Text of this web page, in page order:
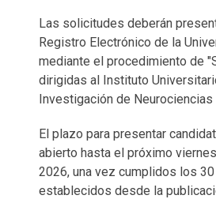
Las solicitudes deberán
Registro Electrónico de la
mediante el procedimiento de
dirigidas al Instituto
Investigación de
El plazo para presentar
abierto hasta el próximo
2026, una vez cumplidos los
establecidos desde la